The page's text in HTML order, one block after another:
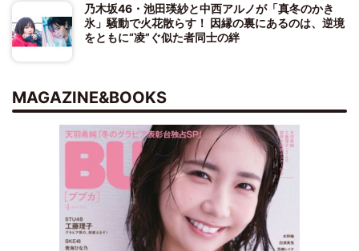
乃木坂46・池田瑛紗と中西アルノが「真冬のかき
氷」騒動で火花散らす！ 因縁の裏にあるのは、逆境
をともに“凌”ぐ似た者同士の絆
MAGAZINE&BOOKS